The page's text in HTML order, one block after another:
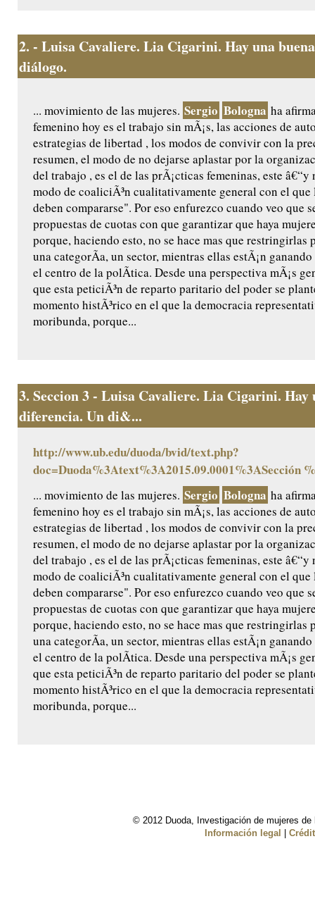
2. - Luisa Cavaliere. Lia Cigarini. Hay una
diálogo.
... movimiento de las mujeres. Sergio Bologna ha
femenino hoy es el trabajo sin mÃ¡s, las acciones de
estrategias de libertad , los modos de convivir con la
resumen, el modo de no dejarse aplastar por la
del trabajo , es el de las prÃ¡cticas femeninas, este â€“y
modo de coaliciÃ³n cualitativamente general con el que
deben compararse". Por eso enfurezco cuando veo que
propuestas de cuotas con que garantizar que haya
porque, haciendo esto, no se hace mas que restringirlas
una categorÃ­a, un sector, mientras ellas estÃ¡n
el centro de la polÃ­tica. Desde una perspectiva mÃ¡s
que esta peticiÃ³n de reparto paritario del poder se
momento histÃ³rico en el que la democracia
moribunda, porque...
3. Seccion 3 - Luisa Cavaliere. Lia Cigarini. Hay
diferencia. Un di&...
http://www.ub.edu/duoda/bvid/text.php?
doc=Duoda%3Atext%3A2015.09.0001%3ASección
... movimiento de las mujeres. Sergio Bologna ha
femenino hoy es el trabajo sin mÃ¡s, las acciones de
estrategias de libertad , los modos de convivir con la
resumen, el modo de no dejarse aplastar por la
del trabajo , es el de las prÃ¡cticas femeninas, este â€“y
modo de coaliciÃ³n cualitativamente general con el que
deben compararse". Por eso enfurezco cuando veo que
propuestas de cuotas con que garantizar que haya
porque, haciendo esto, no se hace mas que restringirlas
una categorÃ­a, un sector, mientras ellas estÃ¡n
el centro de la polÃ­tica. Desde una perspectiva mÃ¡s
que esta peticiÃ³n de reparto paritario del poder se
momento histÃ³rico en el que la democracia
moribunda, porque...
© 2012 Duoda, Investigación de mujeres
Información legal